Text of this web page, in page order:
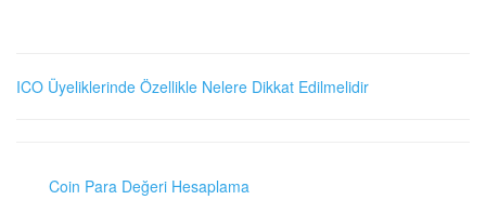
ICO Üyeliklerinde Özellikle Nelere Dikkat Edilmelidir
Coin Para Değeri Hesaplama